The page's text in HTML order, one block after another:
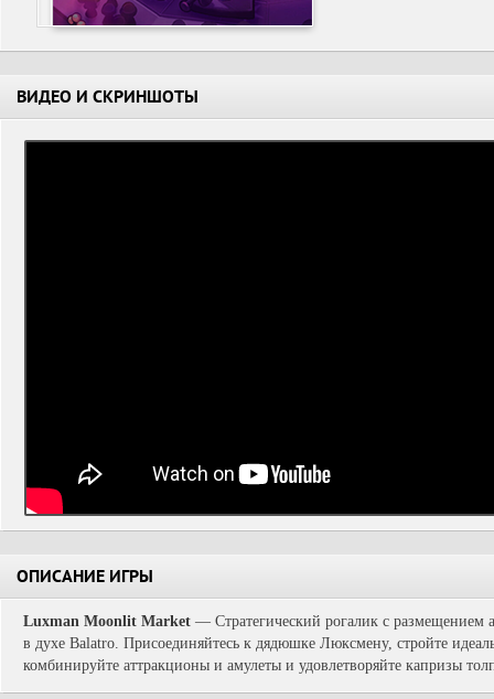
ВИДЕО И СКРИНШОТЫ
ОПИСАНИЕ ИГРЫ
Luxman Moonlit Market — Стратегический рогалик с размещением
в духе Balatro. Присоединяйтесь к дядюшке Люксмену, стройте
комбинируйте аттракционы и амулеты и удовлетворяйте капризы